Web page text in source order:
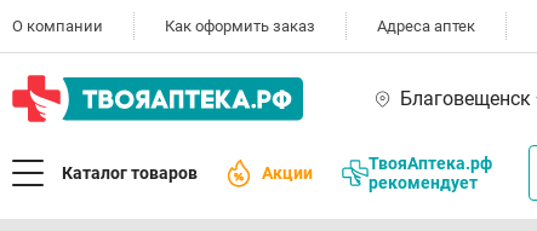
О компании Как оформить заказ Адреса аптек
Благовещенск
Каталог товаров Акции
ТвояАптека.рф
рекомендует